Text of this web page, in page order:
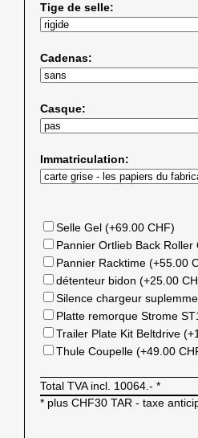
Tige de selle:
Cadenas:
Casque:
Immatriculation:
Selle Gel (+69.00 CHF)
Pannier Ortlieb Back
Pannier Racktime (+55.00
détenteur bidon (+25.00
Silence chargeur
Platte remorque Strome
Trailer Plate Kit Beltdrive
Thule Coupelle (+49.00
Total TVA incl. 10064.- *
* plus CHF30 TAR - taxe